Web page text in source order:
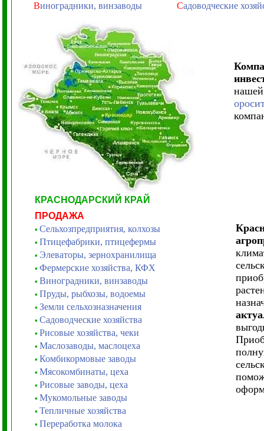
Виноградники, винзаводы Садоводческие
КРАСНОДАРСКИЙ КРАЙ
ПРОДАЖА
• Сельхозпредприятия, колхозы
• Птицефабрики, птицефермы
• Элеваторы, зернохранилища
• Фермерские хозяйства, КФХ
• Виноградники, винзаводы
• Пруды, рыбхозы, водоемы
• Земли сельхозназначения
• Садоводческие хозяйства
• Рисовые хозяйства, чеки
• Маслозаводы, маслоцеха
• Комбикормовые заводы
• Мясокомбинаты, цеха
• Рисовые заводы, цеха
• Мукомольные заводы
• Тепличные хозяйства
• Переработка молока